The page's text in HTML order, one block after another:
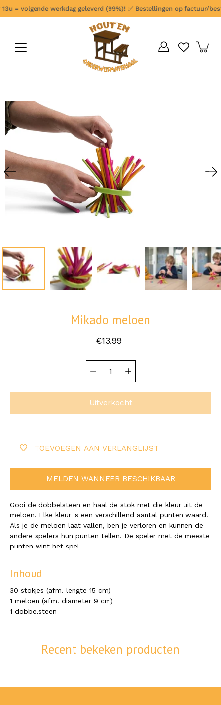
Ga
verder
= volgende werkdag geleverd (99%)!✅Bestellingen op factuur/
Open
afbeelding
lightbox
Mikado meloen
€13.99
variant
selector
Uitverkocht
TOEVOEGEN AAN VERLANGLIJST
MELDEN WANNEER BESCHIKBAAR
Gooi de dobbelsteen en haal de stok met die kleur uit de
meloen. Elke kleur is een verschillend aantal punten waard.
Als je de meloen laat vallen, ben je verloren en kunnen de
andere spelers hun punten tellen. De speler met de meeste
punten wint het spel.
Inhoud
30 stokjes (afm. lengte 15 cm)
1 meloen (afm. diameter 9 cm)
1 dobbelsteen
Recent bekeken producten